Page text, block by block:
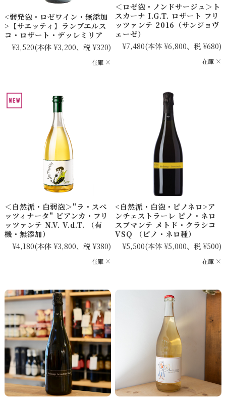
<弱発泡・ロゼワイン・無添加
>【サエッティ】ランブエルス
コ・ロザート・デッレミリア
¥3,520(本体 ¥3,200、税 ¥320)
在庫 ×
＜ロゼ泡・ノンドサージュ＞ト
スカーナ I.G.T. ロザート フリ
ッツァンテ 2016（サンジョヴ
ェーゼ）
¥7,480(本体 ¥6,800、税 ¥680)
在庫 ×
＜自然派・白弱泡＞"ラ・スペ
ッツィナータ" ビアンカ・フリ
ッツァンテ N.V. V.d.T. （有
機・無添加）
¥4,180(本体 ¥3,800、税 ¥380)
在庫 ×
<自然派・白泡・ピノネロ>ア
ンチェストラーレ ピノ・ネロ
スプマンテ メトド・クラシコ
VSQ （ピノ・ネロ種）
¥5,500(本体 ¥5,000、税 ¥500)
在庫 ×